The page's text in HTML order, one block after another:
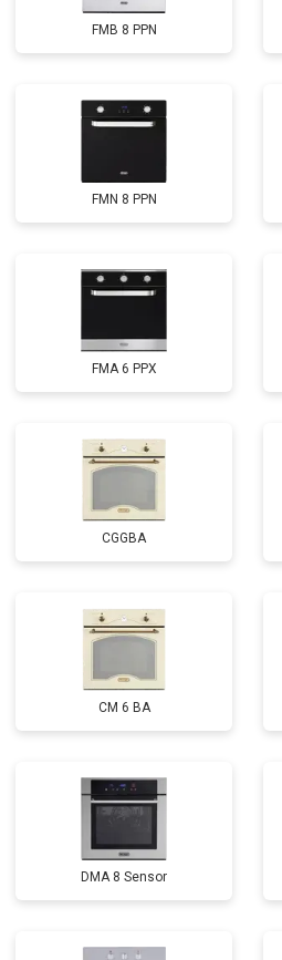
FMB 8 PPN
FMN 8 PPN
FMA 6 PPX
CGGBA
CM 6 BA
DMA 8 Sensor